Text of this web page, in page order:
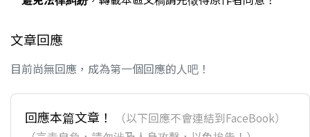
文章回應
目前尚無回應，成為第一個回應的人吧！
回應本篇文章！
（以下回應不會連結到FaceBook）